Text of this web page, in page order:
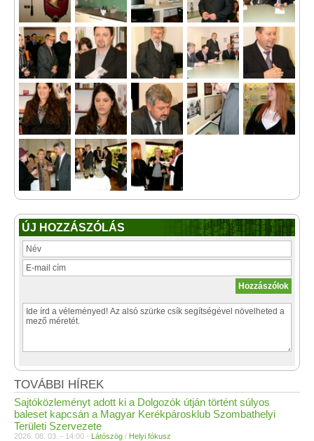
ÚJ HOZZÁSZÓLÁS
TOVÁBBI HÍREK
Sajtóközleményt adott ki a Dolgozók útján történt súlyos
baleset kapcsán a Magyar Kerékpárosklub Szombathelyi
Területi Szervezete
2026. 08. 03. - 14:00 - Látószög / Helyi fókusz